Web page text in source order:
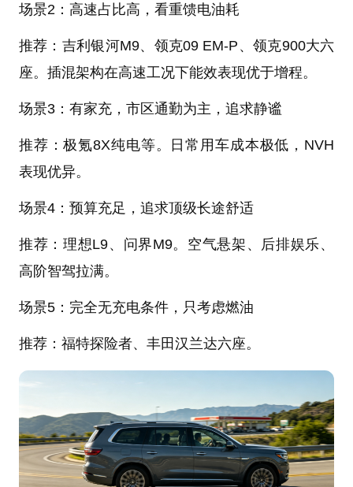
场景2：高速占比高，看重馈电油耗
推荐：吉利银河M9、领克09 EM-P、领克900大六
座。插混架构在高速工况下能效表现优于增程。
场景3：有家充，市区通勤为主，追求静谧
推荐：极氪8X纯电等。日常用车成本极低，NVH
表现优异。
场景4：预算充足，追求顶级长途舒适
推荐：理想L9、问界M9。空气悬架、后排娱乐、
高阶智驾拉满。
场景5：完全无充电条件，只考虑燃油
推荐：福特探险者、丰田汉兰达六座。